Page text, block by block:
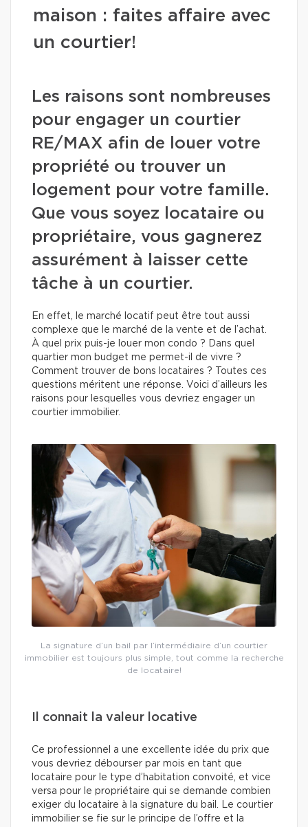
maison : faites affaire avec
un courtier!
Les raisons sont nombreuses
pour engager un courtier
RE/MAX afin de louer votre
propriété ou trouver un
logement pour votre famille.
Que vous soyez locataire ou
propriétaire, vous gagnerez
assurément à laisser cette
tâche à un courtier.
En effet, le marché locatif peut être tout aussi
complexe que le marché de la vente et de l’achat.
À quel prix puis-je louer mon condo ? Dans quel
quartier mon budget me permet-il de vivre ?
Comment trouver de bons locataires ? Toutes ces
questions méritent une réponse. Voici d’ailleurs les
raisons pour lesquelles vous devriez engager un
courtier immobilier.
La signature d’un bail par l’intermédiaire d’un courtier
immobilier est toujours plus simple, tout comme la recherche
de locataire!
Il connait la valeur locative
Ce professionnel a une excellente idée du prix que
vous devriez débourser par mois en tant que
locataire pour le type d’habitation convoité, et vice
versa pour le propriétaire qui se demande combien
exiger du locataire à la signature du bail. Le courtier
immobilier se fie sur le principe de l’offre et la